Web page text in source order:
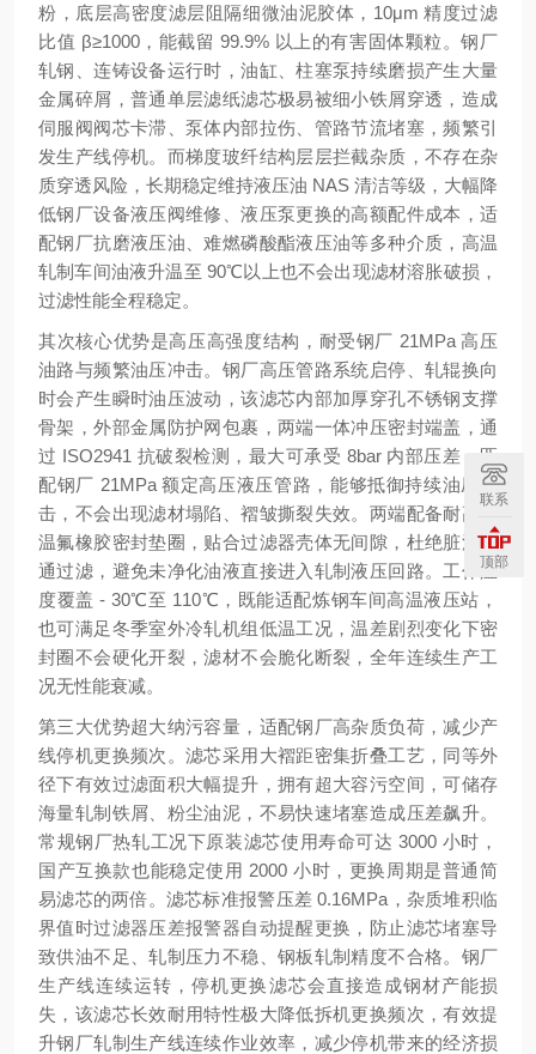
粉，底层高密度滤层阻隔细微油泥胶体，10μm 精度过滤
比值 β≥1000，能截留 99.9% 以上的有害固体颗粒。钢厂
轧钢、连铸设备运行时，油缸、柱塞泵持续磨损产生大量
金属碎屑，普通单层滤纸滤芯极易被细小铁屑穿透，造成
伺服阀阀芯卡滞、泵体内部拉伤、管路节流堵塞，频繁引
发生产线停机。而梯度玻纤结构层层拦截杂质，不存在杂
质穿透风险，长期稳定维持液压油 NAS 清洁等级，大幅降
低钢厂设备液压阀维修、液压泵更换的高额配件成本，适
配钢厂抗磨液压油、难燃磷酸酯液压油等多种介质，高温
轧制车间油液升温至 90℃以上也不会出现滤材溶胀破损，
过滤性能全程稳定。
其次核心优势是高压高强度结构，耐受钢厂 21MPa 高压
油路与频繁油压冲击。钢厂高压管路系统启停、轧辊换向
时会产生瞬时油压波动，该滤芯内部加厚穿孔不锈钢支撑
骨架，外部金属防护网包裹，两端一体冲压密封端盖，通
过 ISO2941 抗破裂检测，最大可承受 8bar 内部压差，匹
配钢厂 21MPa 额定高压液压管路，能够抵御持续油压冲
击，不会出现滤材塌陷、褶皱撕裂失效。两端配备耐高低
温氟橡胶密封垫圈，贴合过滤器壳体无间隙，杜绝脏油旁
通过滤，避免未净化油液直接进入轧制液压回路。工作温
度覆盖 - 30℃至 110℃，既能适配炼钢车间高温液压站，
也可满足冬季室外冷轧机组低温工况，温差剧烈变化下密
封圈不会硬化开裂，滤材不会脆化断裂，全年连续生产工
况无性能衰减。
第三大优势超大纳污容量，适配钢厂高杂质负荷，减少产
线停机更换频次 。滤芯采用大褶距密集折叠工艺，同等外
径下有效过滤面积大幅提升，拥有超大容污空间，可储存
海量轧制铁屑、粉尘油泥，不易快速堵塞造成压差飙升。
常规钢厂热轧工况下原装滤芯使用寿命可达 3000 小时，
国产互换款也能稳定使用 2000 小时，更换周期是普通简
易滤芯的两倍。滤芯标准报警压差 0.16MPa，杂质堆积临
界值时过滤器压差报警器自动提醒更换，防止滤芯堵塞导
致供油不足、轧制压力不稳、钢板轧制精度不合格。钢厂
生产线连续运转，停机更换滤芯会直接造成钢材产能损
失，该滤芯长效耐用特性极大降低拆机更换频次，有效提
升钢厂轧制生产线连续作业效率，减少停机带来的经济损
联系
顶部